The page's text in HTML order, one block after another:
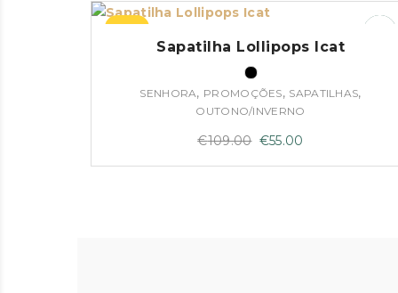
€168.00.
–50%
Sapatilha Lollipops Icat
SENHORA, PROMOÇÕES, SAPATILHAS,
OUTONO/INVERNO
€109.00 O
preço
€55.00
preço